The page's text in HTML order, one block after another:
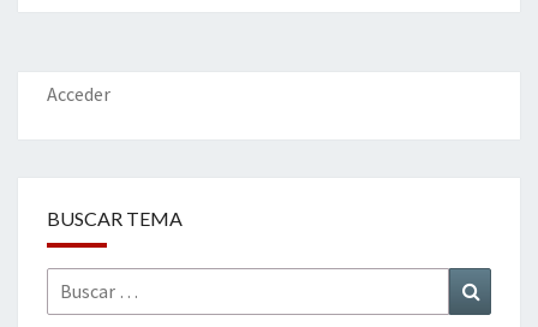
o
o
k
er dI
n
l
p
ar
Acceder
BUSCAR TEMA
Buscar
por: